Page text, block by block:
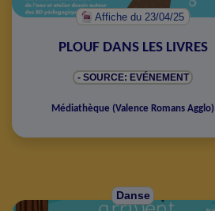
Affichedu 23/04/25
PLOUF DANS LES LIVRES
- SOURCE: EVÉNEMENT
Médiathèque (Valence Romans Agglo)
Danse